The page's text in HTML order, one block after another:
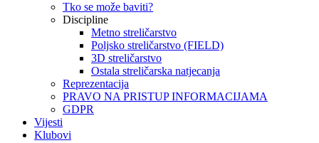
Tko se može baviti?
Discipline
Metno streličarstvo
Poljsko streličarstvo (FIELD)
3D streličarstvo
Ostala streličarska natjecanja
Reprezentacija
PRAVO NA PRISTUP INFORMACIJAMA
GDPR
Vijesti
Klubovi